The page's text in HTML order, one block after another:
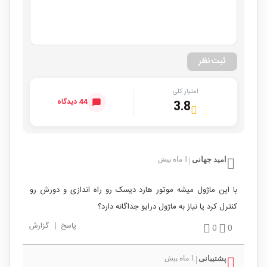
ثبت نظر
امتیاز کلی
3.8 44 دیدگاه
امید جهانی 1 ماه پیش
با این ماژول میشه موتور هارد دیسک رو راه اندازی و دورش رو
کنترل کرد یا نیاز به ماژول درایو جداگانه دارد؟
0
0 پاسخ | گزارش
پشتیبانی 1 ماه پیش